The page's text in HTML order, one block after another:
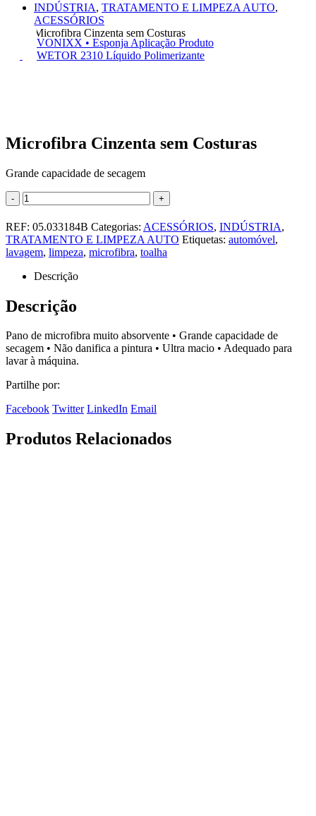
INDÚSTRIA, TRATAMENTO E LIMPEZA AUTO,
ACESSÓRIOS
Microfibra Cinzenta sem Costuras
VONIXX • Esponja Aplicação Produto
WETOR 2310 Líquido Polimerizante
Microfibra Cinzenta sem Costuras
Grande capacidade de secagem
- +
REF: 05.033184B Categorias: ACESSÓRIOS, INDÚSTRIA,
TRATAMENTO E LIMPEZA AUTO Etiquetas: automóvel,
lavagem, limpeza, microfibra, toalha
Descrição
Descrição
Pano de microfibra muito absorvente • Grande capacidade de
secagem • Não danifica a pintura • Ultra macio • Adequado para
lavar à máquina.
Partilhe por:
Facebook Twitter LinkedIn Email
Produtos Relacionados